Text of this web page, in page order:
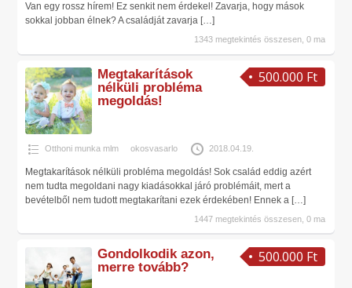
Van egy rossz hírem! Ez senkit nem érdekel! Zavarja, hogy mások
sokkal jobban élnek? A családját zavarja […]
1343 megtekintés összesen, 0 ma
500.000 Ft
Megtakarítások
nélküli probléma
megoldás!
Otthoni munka mlm okosvasarlo 2018.04.19.
Megtakarítások nélküli probléma megoldás! Sok család eddig azért
nem tudta megoldani nagy kiadásokkal járó problémáit, mert a
bevételből nem tudott megtakarítani ezek érdekében! Ennek a […]
1447 megtekintés összesen, 0 ma
500.000 Ft
Gondolkodik azon,
merre tovább?